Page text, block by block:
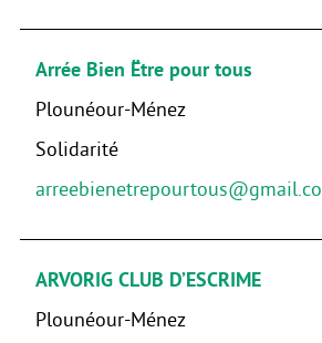
Arrée Bien Ëtre pour tous
Plounéour-Ménez
Solidarité
arreebienetrepourtous@gmail.co
ARVORIG CLUB D’ESCRIME
Plounéour-Ménez